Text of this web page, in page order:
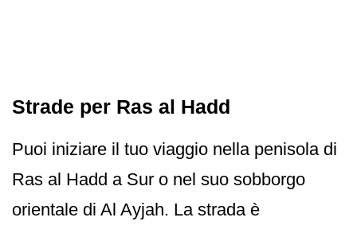
Strade per Ras al Hadd
Puoi iniziare il tuo viaggio nella penisola di
Ras al Hadd a Sur o nel suo sobborgo
orientale di Al Ayjah. La strada è